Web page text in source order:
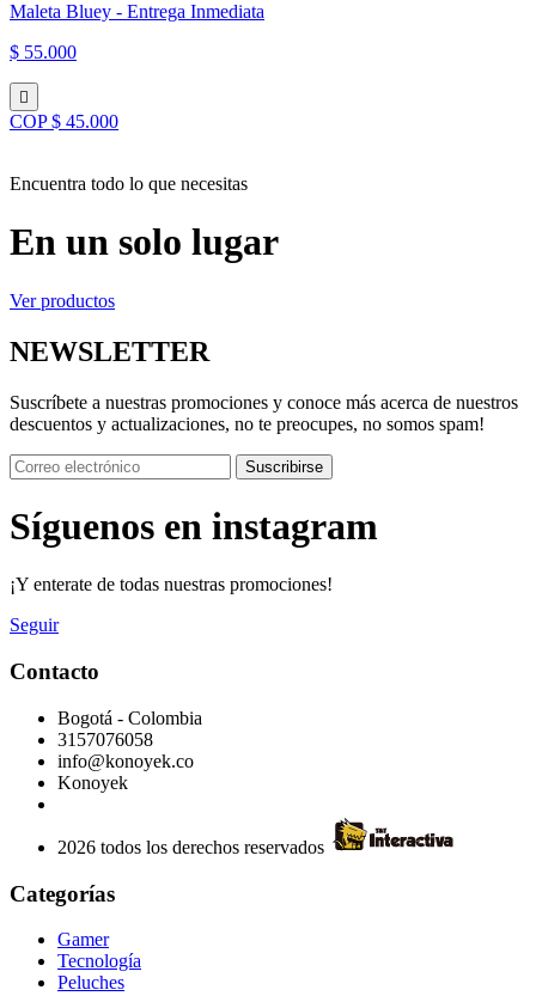
Maleta Bluey - Entrega Inmediata
$ 55.000
COP $ 45.000
Encuentra todo lo que necesitas
En un solo lugar
Ver productos
NEWSLETTER
Suscríbete a nuestras promociones y conoce más acerca de nuestros
descuentos y actualizaciones, no te preocupes, no somos spam!
Suscribirse
Síguenos en instagram
¡Y enterate de todas nuestras promociones!
Seguir
Contacto
Bogotá - Colombia
3157076058
info@konoyek.co
Konoyek
2026 todos los derechos reservados
Categorías
Gamer
Tecnología
Peluches